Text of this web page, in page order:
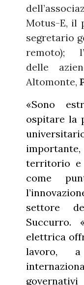
Motus-E, il
segretario
remoto);
delle
Altomonte,
«Sono
ospitare la
territorio e
come
settore
Succurro.
elettrica
lavoro,